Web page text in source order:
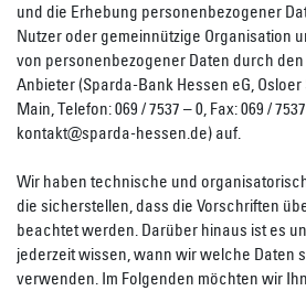
und die Erhebung personenbezogener
Nutzer oder gemeinnützige Organisation
von personenbezogener Daten durch
Anbieter (Sparda-Bank Hessen eG, Osloer
Main, Telefon: 069 / 7537 – 0, Fax: 069 /
kontakt@sparda-hessen.de) auf.
Wir haben technische und
die sicherstellen, dass die Vorschriften
beachtet werden. Darüber hinaus ist es
jederzeit wissen, wann wir welche Daten
verwenden. Im Folgenden möchten wir